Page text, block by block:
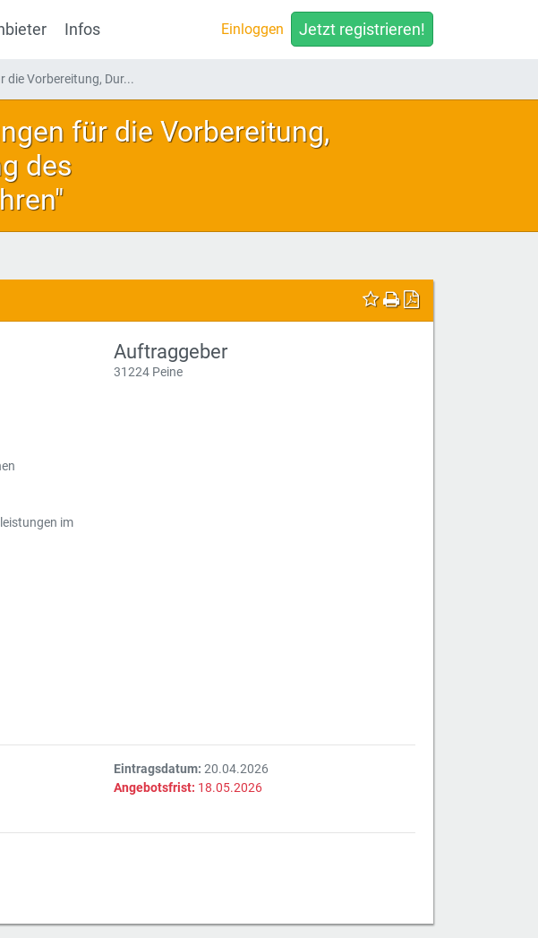
Infos Einloggen Jetzt registrieren!
Vorbereitung, Dur...
für die Vorbereitung,
des
im
Auftraggeber
31224 Peine
Eintragsdatum: 20.04.2026
Angebotsfrist: 18.05.2026